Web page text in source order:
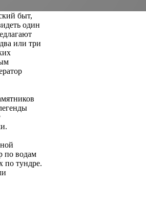
быт,
один
или три
по водам
по тундре.